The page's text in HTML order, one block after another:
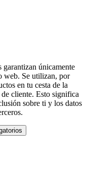
garantizan únicamente
web. Se utilizan, por
en tu cesta de la
cliente. Esto significa
sobre ti y los datos